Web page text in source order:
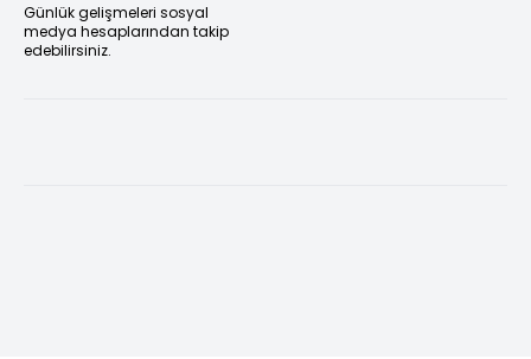
Günlük gelişmeleri sosyal
medya hesaplarından takip
edebilirsiniz.